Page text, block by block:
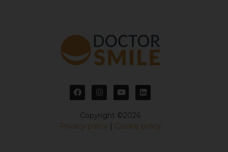
Copyright ©2026
Privacy policy | Cookie policy